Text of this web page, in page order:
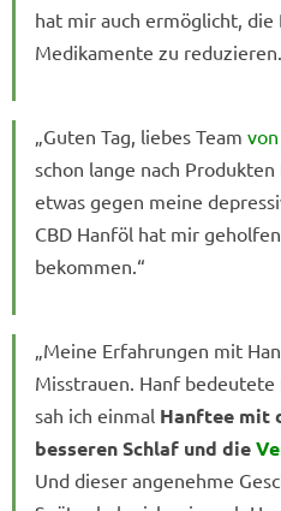
hat mir auch ermöglicht,
Medikamente zu
„Guten Tag, liebes Team
schon lange nach
etwas gegen meine
CBD Hanföl hat mir
bekommen.“
„Meine Erfahrungen mit
Misstrauen. Hanf
sah ich einmal Hanftee mit
besseren Schlaf und die
Und dieser angenehme